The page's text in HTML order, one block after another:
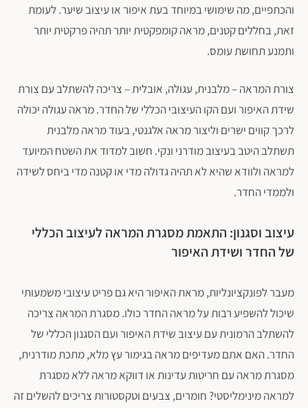
והכתפיים, מה שימושי במיוחד בעת איפור או עיצוב שיער. לעומת
זאת, בחללים קטנים, מראה קומפקטית יותר תהיה פרקטית יותר
ותמנע תחושת עומס.
צורת המראה – מלבנית, עגולה, אובלית – צריכה להשתלב עם צורת
שידת האיפור ועם הקו העיצובי הכללי של החדר. מראה עגולה יכולה
לרכך קווים ישרים וליצור מראה אלגנטי, בעוד מראה מלבנית
תשתלב היטב בעיצוב מודרני ונקי. חשוב למדוד את השטח המיועד
למראה ולוודא שהיא לא תהיה גדולה מדי או קטנה מדי ביחס לשידה
ולממדי החדר.
עיצוב וסגנון: התאמת מסגרת המראה לעיצוב הכללי
של החדר ושידת האיפור
מעבר לפונקציונליות, מראת האיפור היא גם פריט עיצובי משמעותי
שיכול להשפיע רבות על מראה החדר כולו. מסגרת המראה צריכה
להשתלב הרמונית עם עיצוב שידת האיפור ועם הסגנון הכללי של
החדר. האם אתם מעדיפים מראה בגימור עץ מלא, מתכת מודרנית,
מסגרת מראה עם חריטות עדינות או דווקא מראה ללא מסגרת
למראה מינימליסטי? חומרים, צבעים וטקסטורות צריכים להשלים זה